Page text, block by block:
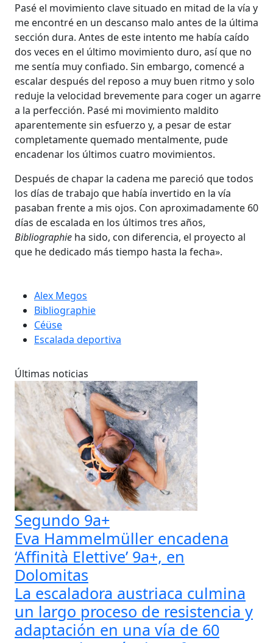
Pasé el movimiento clave situado en mitad de la vía y
me encontré en un descanso malo antes de la última
sección dura. Antes de este intento me había caído
dos veces en el último movimiento duro, así que no
me sentía muy confiado. Sin embargo, comencé a
escalar después del reposo a muy buen ritmo y solo
reduje la velocidad brevemente para coger un agarre
a la perfección. Pasé mi movimiento maldito
aparentemente sin esfuerzo y, a pesar de estar
completamente quemado mentalmente, pude
encadenar los últimos cuatro movimientos.
Después de chapar la cadena me pareció que todos
los días de trabajo que había invertido en la vía
pasaban frente a mis ojos. Con aproximadamente 60
días de escalada en los últimos tres años,
Bibliographie ha sido, con diferencia, el proyecto al
que he dedicado más tiempo hasta la fecha».
Alex Megos
Bibliographie
Céüse
Escalada deportiva
Últimas noticias
Segundo 9a+
Eva Hammelmüller encadena
‘Affinità Elettive’ 9a+, en
Dolomitas
La escaladora austriaca culmina
un largo proceso de resistencia y
adaptación en una vía de 60